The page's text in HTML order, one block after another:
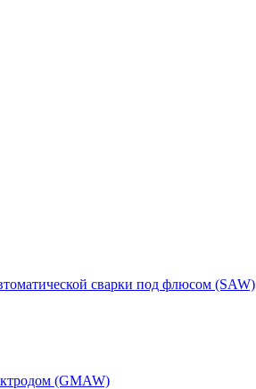
сварки под флюсом (SAW)
(GMAW)